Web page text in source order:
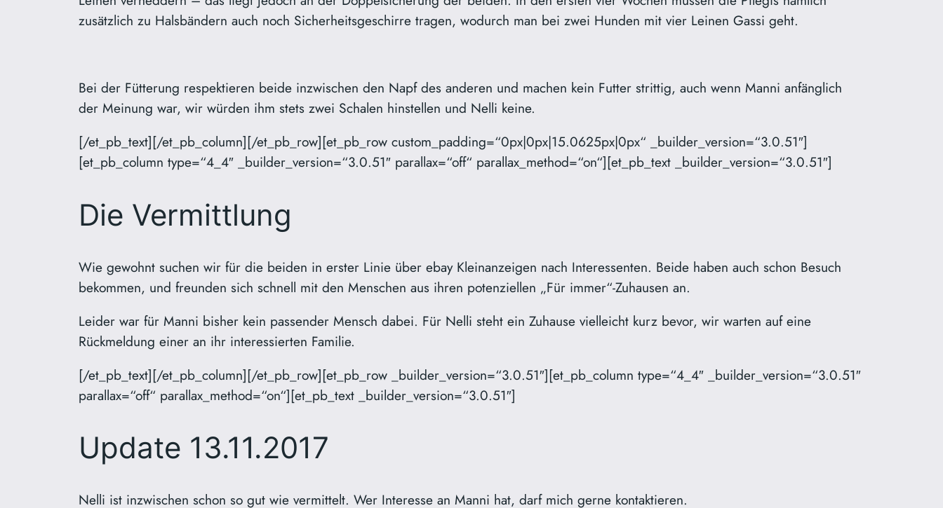
zusätzlich zu Halsbändern auch noch Sicherheitsgeschirre tragen, wodurch man bei zwei Hunden mit vier Leinen Gassi geht.
Bei der Fütterung respektieren beide inzwischen den Napf des anderen und machen kein Futter strittig, auch wenn Manni anfänglich
der Meinung war, wir würden ihm stets zwei Schalen hinstellen und Nelli keine.
[/et_pb_text][/et_pb_column][/et_pb_row][et_pb_row custom_padding=“0px|0px|15.0625px|0px“ _builder_version=“3.0.51″]
[et_pb_column type=“4_4″ _builder_version=“3.0.51″ parallax=“off“ parallax_method=“on“][et_pb_text _builder_version=“3.0.51″]
Die Vermittlung
Wie gewohnt suchen wir für die beiden in erster Linie über ebay Kleinanzeigen nach Interessenten. Beide haben auch schon Besuch
bekommen, und freunden sich schnell mit den Menschen aus ihren potenziellen „Für immer“-Zuhausen an.
Leider war für Manni bisher kein passender Mensch dabei. Für Nelli steht ein Zuhause vielleicht kurz bevor, wir warten auf eine
Rückmeldung einer an ihr interessierten Familie.
[/et_pb_text][/et_pb_column][/et_pb_row][et_pb_row _builder_version=“3.0.51″][et_pb_column type=“4_4″ _builder_version=“3.0.51″
parallax=“off“ parallax_method=“on“][et_pb_text _builder_version=“3.0.51″]
Update 13.11.2017
Nelli ist inzwischen schon so gut wie vermittelt. Wer Interesse an Manni hat, darf mich gerne kontaktieren.